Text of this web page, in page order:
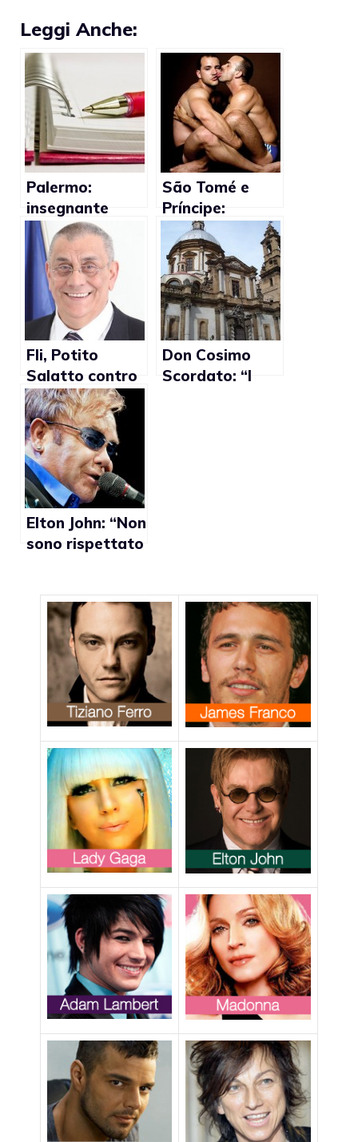
Leggi Anche:
Palermo:
insegnante
punisce alunno
omofobo.
Condannata ad
un anno di
reclusione
São Tomé e
Príncipe:
cancellato il
reato di
sodomia
Fli, Potito
Salatto contro
le unioni gay:
“San Giuseppe
concepì Gesù
con Maria, non
con Giovanni”
Don Cosimo
Scordato: “I
Elton John: “Non
sono rispettato
sono gay”